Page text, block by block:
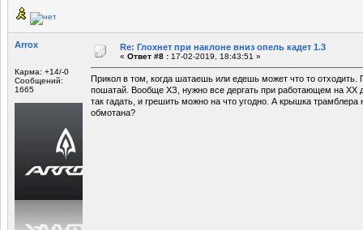
Arrox
Карма: +14/-0
Сообщений:
1665
Re: Глохнет при наклоне вниз опель кадет 1.3
« Ответ #8 : 17-02-2019, 18:43:51 »
Прикол в том, когда шатаешь или едешь может что то
пошатай. Вообще ХЗ, нужно все дергать при работающем на ХХ
так гадать, и грешить можно на что угодно. А крышка трамблера
обмотана?